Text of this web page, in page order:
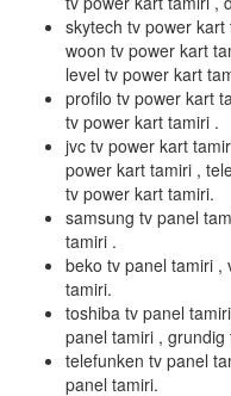
skytech tv power
woon tv power kart
level tv power kart
profilo tv power kart
tv power kart tamiri .
jvc tv power kart
power kart tamiri ,
tv power kart tamiri.
samsung tv panel
tamiri .
beko tv panel tamiri ,
tamiri.
toshiba tv panel
panel tamiri , grundig
telefunken tv panel
panel tamiri.